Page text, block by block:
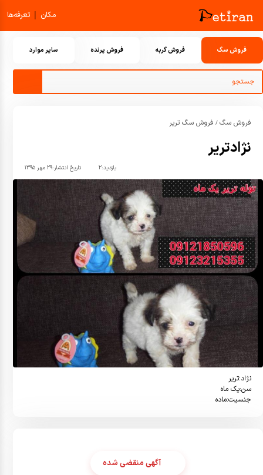
مکان | تعرفه‌ها
فروش سگ فروش گربه فروش پرنده سایر موارد
فروش سگ / فروش سگ تریر
نژادتریر
تاریخ انتشار:۲۹ مهر ۱۳۹۵ بازدید:۲
جنسیت:ماده
آگهی منقضی شده